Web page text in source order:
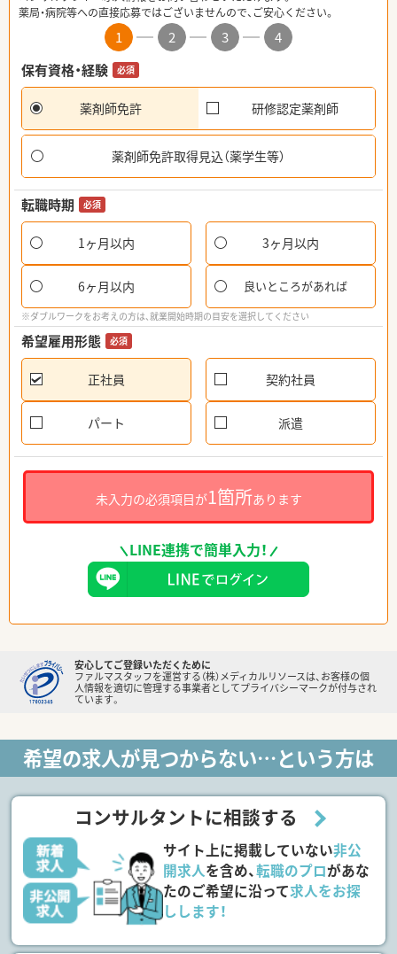
薬局・病院等への直接応募ではございませんので、ご安心ください。
1 2 3
4
保有資格・経験
必須
薬剤師免許 研修認定薬剤師
薬剤師免許取得見込（薬学生等）
転職時期 必須
1ヶ月以内 3ヶ月以内
6ヶ月以内 良いところがあれば
※ダブルワークをお考えの方は、就業開始時期の目安を選択してください
希望雇用形態 必須
正社員 契約社員
パート 派遣
未入力の必須項目が1箇所あります
LINE連携で簡単入力！
安心してご登録いただくために
ファルマスタッフを運営する（株）メディカルリソースは、お客様の個
人情報を適切に管理する事業者としてプライバシーマークが付与され
ています。
希望の求人が見つからない…という方は
コンサルタントに相談する
サイト上に掲載していない非公
開求人を含め、転職のプロがあな
たのご希望に沿って求人をお探
しします！